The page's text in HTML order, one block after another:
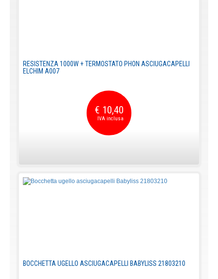
RESISTENZA 1000W + TERMOSTATO PHON ASCIUGACAPELLI
ELCHIM A007
€ 10,40
BOCCHETTA UGELLO ASCIUGACAPELLI BABYLISS 21803210